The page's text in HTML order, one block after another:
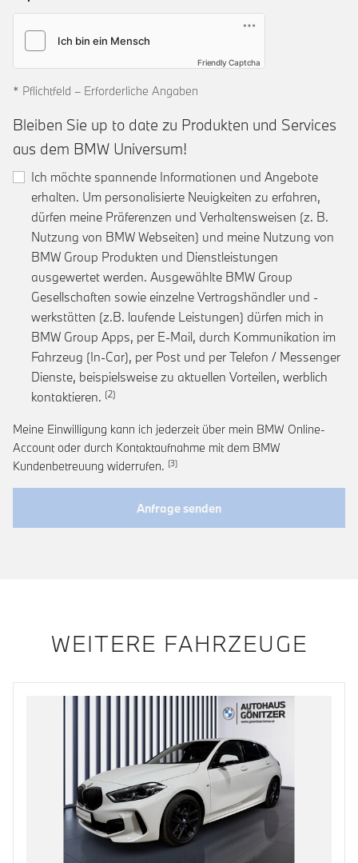
Friendly Captcha
* Pflichtfeld – Erforderliche Angaben
Bleiben Sie up to date zu Produkten und Services
aus dem BMW Universum!
Ich möchte spannende Informationen und Angebote
erhalten. Um personalisierte Neuigkeiten zu erfahren,
dürfen meine Präferenzen und Verhaltensweisen (z. B.
Nutzung von BMW Webseiten) und meine Nutzung von
BMW Group Produkten und Dienstleistungen
ausgewertet werden. Ausgewählte BMW Group
Gesellschaften sowie einzelne Vertragshändler und -
werkstätten (z.B. laufende Leistungen) dürfen mich in
BMW Group Apps, per E-Mail, durch Kommunikation im
Fahrzeug (In-Car), per Post und per Telefon / Messenger
Dienste, beispielsweise zu aktuellen Vorteilen, werblich
kontaktieren. Link zur Fußnote: Einwilligung zur
Meine Einwilligung kann ich jederzeit über mein BMW Online-
Account oder durch Kontaktaufnahme mit dem BMW
Kundenbetreuung widerrufen. Link zur Fußnote: Widerruf der
Anfrage senden
WEITERE FAHRZEUGE